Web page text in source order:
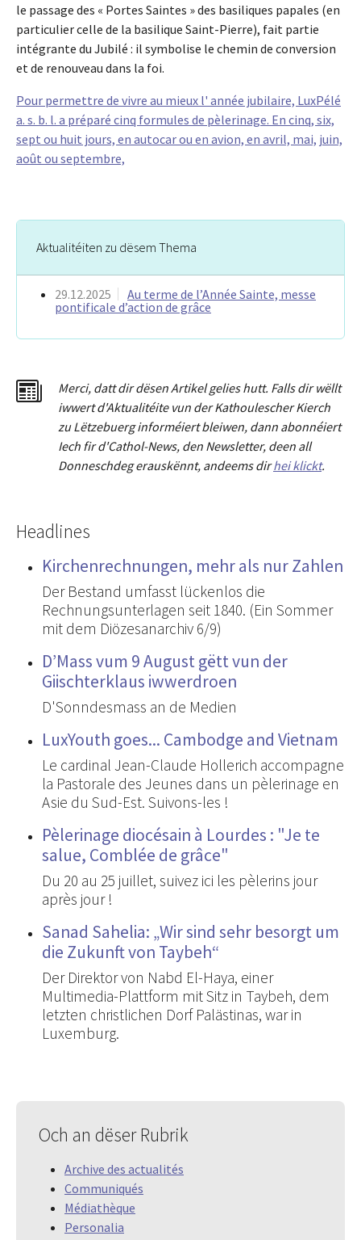
le passage des « Portes Saintes » des basiliques papales (en
particulier celle de la basilique Saint-Pierre), fait partie
intégrante du Jubilé : il symbolise le chemin de conversion
et de renouveau dans la foi.
Pour permettre de vivre au mieux l' année jubilaire, LuxPélé
a. s. b. l. a préparé cinq formules de pèlerinage. En cinq, six,
sept ou huit jours, en autocar ou en avion, en avril, mai, juin,
août ou septembre,
Aktualitéiten zu dësem Thema
29.12.2025
Au terme de l’Année Sainte, messe
pontificale d’action de grâce
Merci, dattdir dësen Artikel gelies hutt. Falls dir wëllt
iwwert d'Aktualitéite vun der Kathoulescher Kierch
zu Lëtzebuerg informéiert bleiwen, dann abonnéiert
Iech fir d'Cathol-News, den Newsletter, deen all
Donneschdeg erauskënnt, andeems dirhei klickt.
Headlines
Kirchenrechnungen, mehr als nur Zahlen
Der Bestand umfasst lückenlos die
Rechnungsunterlagen seit 1840. (Ein Sommer
mit dem Diözesanarchiv 6/9)
D’Mass vum 9 August gëtt vun der
Giischterklaus iwwerdroen
D'Sonndesmass an de Medien
LuxYouth goes... Cambodge and Vietnam
Le cardinal Jean-Claude Hollerich accompagne
la Pastorale des Jeunes dans un pèlerinage en
Asie du Sud-Est. Suivons-les !
Pèlerinage diocésain à Lourdes : "Je te
salue, Comblée de grâce"
Du 20 au 25 juillet, suivez ici les pèlerins jour
après jour !
Sanad Sahelia: „Wir sind sehr besorgt um
die Zukunft von Taybeh“
Der Direktor von Nabd El-Haya, einer
Multimedia-Plattform mit Sitz in Taybeh, dem
letzten christlichen Dorf Palästinas, war in
Luxemburg.
Och an dëser Rubrik
Archive des actualités
Communiqués
Médiathèque
Personalia